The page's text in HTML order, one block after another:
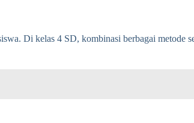
Di kelas 4 SD, kombinasi berbagai metode